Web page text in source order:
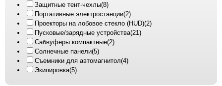
Защитные тент-чехлы(8)
Портативные электростанции(2)
Проекторы на лобовое стекло (HUD)(2)
Пусковые/зарядные устройства(21)
Сабвуферы компактные(2)
Солнечные панели(5)
Съемники для автомагнитол(4)
Экипировка(5)